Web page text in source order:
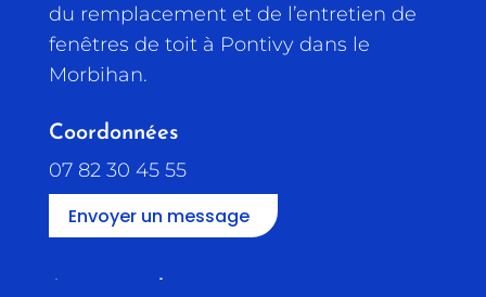
du remplacement et de l’entretien de
fenêtres de toit à Pontivy dans le
Morbihan.
Coordonnées
07 82 30 45 55
Envoyer un message